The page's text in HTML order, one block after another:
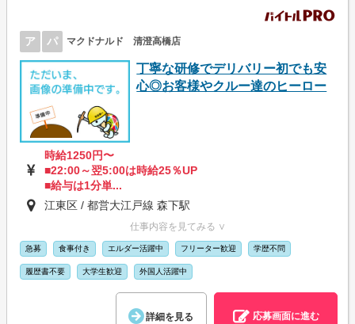
ア パ マクドナルド 清澄高橋店
丁寧な研修でデリバリー初でも安
心◎お客様やクルー達のヒーロー
時給1250円〜
■22:00～翌5:00は時給25％UP
■給与は1分単...
江東区 / 都営大江戸線 森下駅
仕事内容を見てみる ∨
急募 食事付き エルダー活躍中 フリーター歓迎 学歴不問
履歴書不要 大学生歓迎 外国人活躍中
詳細を見る 応募画面に進む